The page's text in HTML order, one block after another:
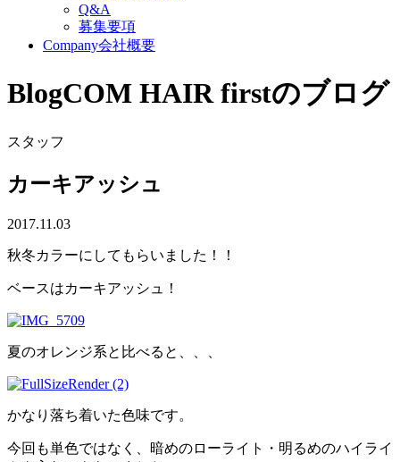
Q&A
募集要項
Company会社概要
BlogCOM HAIR firstのブログ
スタッフ
カーキアッシュ
2017.11.03
秋冬カラーにしてもらいました！！
ベースはカーキアッシュ！
夏のオレンジ系と比べると、、、
かなり落ち着いた色味です。
今回も単色ではなく、暗めのローライト・明るめのハイライ